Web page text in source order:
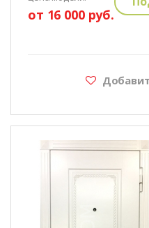
от 16 000 руб.